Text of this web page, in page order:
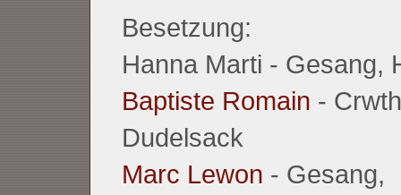
Besetzung:
Hanna Marti - Gesang,
Baptiste Romain -
Dudelsack
Marc Lewon - Gesang,